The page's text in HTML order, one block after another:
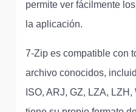
permite ver fácilmente
la aplicación.
7-Zip es compatible con
archivo conocidos,
ISO, ARJ, GZ, LZA,